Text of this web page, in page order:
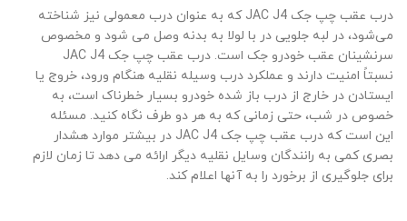
درب عقب چپ جک JAC J4 که به عنوان درب معمولی نیز شناخته
می‌شود، در لبه جلویی در با لولا به بدنه وصل می شود و مخصوص
سرنشینان عقب خودرو جک است. درب عقب چپ جک JAC J4
نسبتاً امنیت دارند و عملکرد درب وسیله نقلیه هنگام ورود، خروج یا
ایستادن در خارج از درب باز شده خودرو بسیار خطرناک است، به
خصوص در شب، حتی زمانی که به هر دو طرف نگاه کنید. مسئله
این است که درب عقب چپ جک JAC J4 در بیشتر موارد هشدار
بصری کمی به رانندگان وسایل نقلیه دیگر ارائه می دهد تا زمان لازم
برای جلوگیری از برخورد را به آنها اعلام کند.